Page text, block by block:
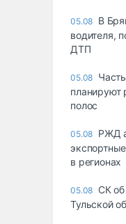
05.08 В
водителя,
ДТП
05.08
планируют
полос
05.08 РЖД
в регионах
05.08 СК об
Тульской